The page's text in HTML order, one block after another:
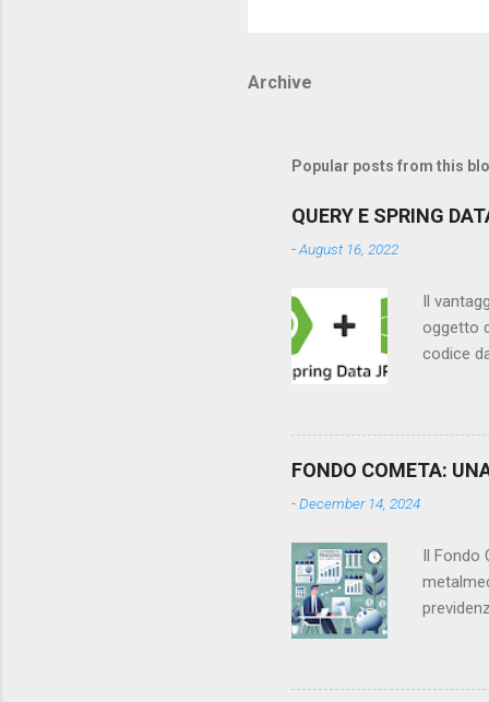
Archive
Popular posts from this
QUERY E SPRING
-August 16, 2022
Il
oggetto
codice
FONDO COMETA:
-December 14, 2024
Il Fondo
di
(anche